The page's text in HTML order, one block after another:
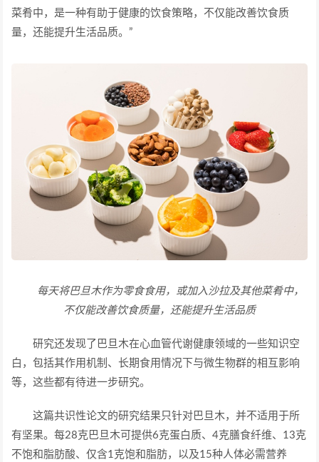
菜肴中，是一种有助于健康的饮食策略，不仅能改善饮食质
量，还能提升生活品质。”
每天将巴旦木作为零食食用，或加入沙拉及其他菜肴中，
不仅能改善饮食质量，还能提升生活品质
研究还发现了巴旦木在心血管代谢健康领域的一些知识空
白，包括其作用机制、长期食用情况下与微生物群的相互影响
等，这些都有待进一步研究。
这篇共识性论文的研究结果只针对巴旦木，并不适用于所
有坚果。每28克巴旦木可提供6克蛋白质、4克膳食纤维、13克
不饱和脂肪酸、仅含1克饱和脂肪，以及15种人体必需营养